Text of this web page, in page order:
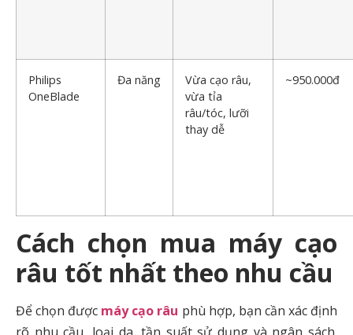
Philips
OneBlade
Đa năng
Vừa cạo râu,
vừa tỉa
râu/tóc, lưỡi
thay dễ
~950.000đ
Cách chọn mua máy cạo
râu tốt nhất theo nhu cầu
Để chọn được máy cạo râu phù hợp, bạn cần xác định